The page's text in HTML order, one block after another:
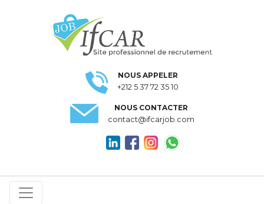
NOUS APPELER
+212 5 37 72 35 10
NOUS CONTACTER
contact@ifcarjob.com